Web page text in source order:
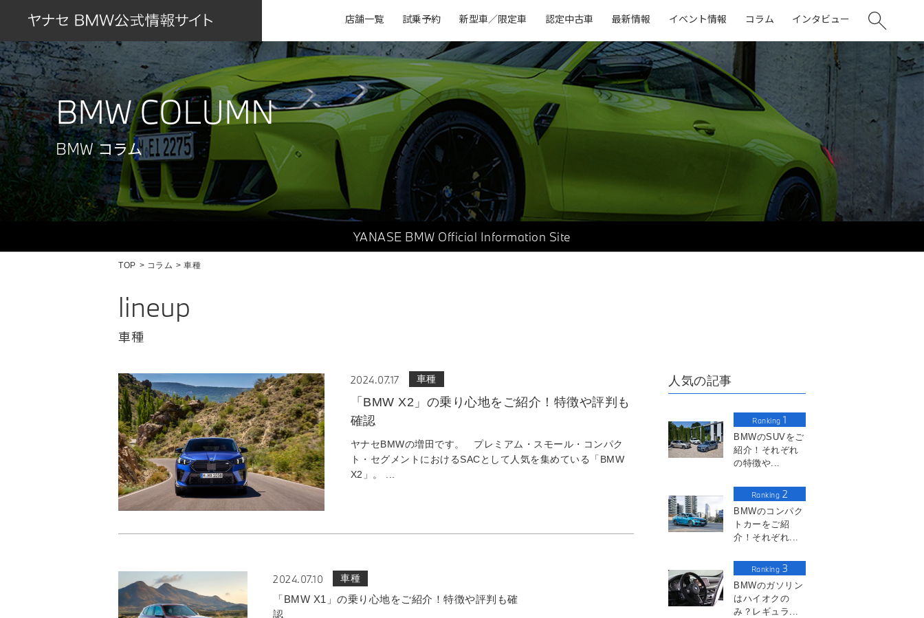
店舗一覧 試乗予約 新型車／限定車 認定中古車 最新情報 イベント情報 コラム インタビュー
BMW COLUMN
BMW コラム
YANASE BMW Official Information Site
TOP コラム 車種
lineup
車種
2024.07.17 車種
「BMW X2」の乗り心地をご紹介！特徴や評判も
確認
ヤナセBMWの増田です。 プレミアム・スモール・コンパク
ト・セグメントにおけるSACとして人気を集めている「BMW
X2」。 ...
2024.07.10 車種
「BMW X1」の乗り心地をご紹介！特徴や評判も確
認
人気の記事
Ranking1
BMWのSUVをご
紹介！それぞれ
の特徴や...
Ranking 2
BMWのコンパク
トカーをご紹
介！それぞれ...
Ranking 3
BMWのガソリン
はハイオクの
み？レギュラ...